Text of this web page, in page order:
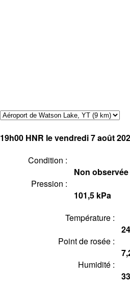
19h00 HNR le vendredi 7 août
Condition :
Non observée
Pression :
101,5 kPa
Température :
Point de rosée :
Humidité :